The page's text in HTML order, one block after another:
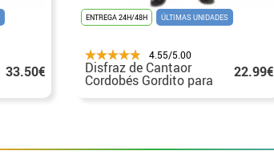
33.50€
ENTREGA 24H/48H ÚLTIMAS UNIDADES
4.55/5.00
Disfraz de Cantaor
Cordobés Gordito para 22.99€